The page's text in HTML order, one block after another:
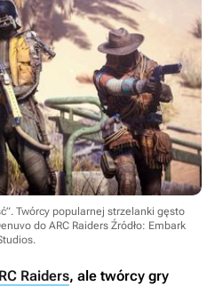
Twórcy popularnej strzelanki gęsto
do ARC Raiders Źródło: Embark
.
Raiders, ale twórcy gry